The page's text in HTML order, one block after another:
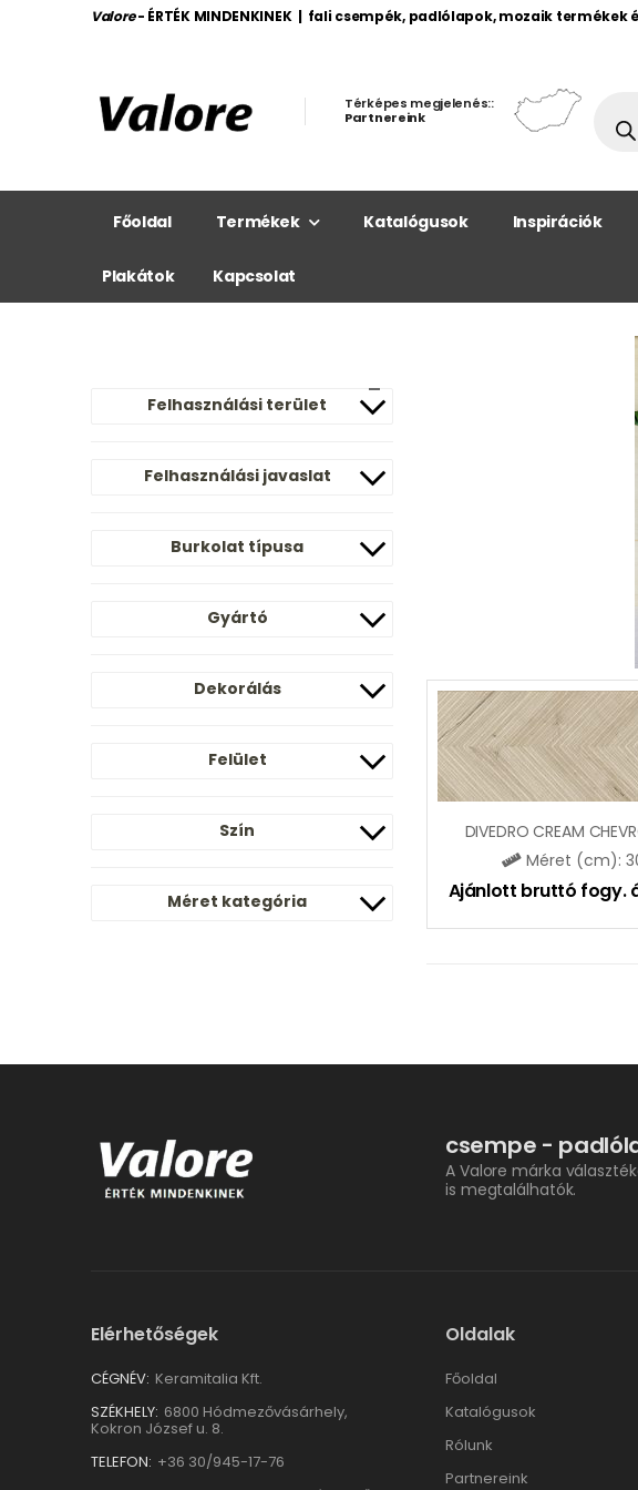
Valore - ÉRTÉK MINDENKINEK | fali csempék, padlólapok, mozaik
Térképes megjelenés::
Partnereink
Főoldal Termékek Katalógusok Inspirációk
Plakátok Kapcsolat
Felhasználási terület
Felhasználási javaslat
Burkolat típusa
Gyártó
Dekorálás
Felület
Szín
Méret kategória
Méret (cm):
Ajánlott bruttó fogy.
csempe -
A Valore márka
is megtalálhatók.
Elérhetőségek
CÉGNÉV: Keramitalia Kft.
SZÉKHELY: 6800 Hódmezővásárhely,
Kokron József u. 8.
TELEFON: +36 30/945-17-76
Oldalak
Főoldal
Katalógusok
Rólunk
Partnereink